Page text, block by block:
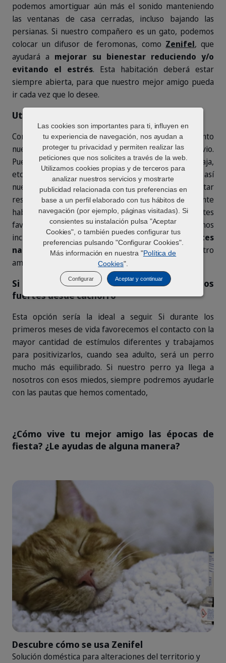
gato_escondido_miedo
podemos amortiguar aún más el sonido manteniendo
las ventanas de casa cerradas, incluso bajando las
persianas. Si nuestro compañero es un gato, podemos
colocar un difusor de feromonas, como Zenifel, que
ayudará a mejorar su bienestar reduciendo y/o
evitando el estrés. Esta habitación deberá estar
siempre abierta, para que nuestro mejor amigo pueda
ir cada vez que lo desee.
Utiliza herramientas positivas
Como comentábamos, para que llegado el momento
nuestras medidas sirvan, es necesario un trabajo previo.
Puedes ayudarte de un transportín, un jaulón, una caja,
etc. para crear un mayor grado de seguridad, ya que así
nuestro perro o gato se sentirá protegido al estar
resguardado en una “cueva”. Sea cual sea, es importante
haberlo positivizado con antelación usando sus juguetes
favoritos, comida, o lo que a él más le guste. Podemos
incluso acompañar este trabajo conrelajantes
naturales, comoAnxitane, que ayudará a nuestro
amigo durante el proceso de adaptación.
Si es posible, acostúmbralo a los ruidos
fuertes desde cachorro
Esta opción sería la ideal a seguir. Si durante los
primeros meses de vida favorecemos el contacto con la
mayor cantidad de estímulos diferentes y trabajamos
para positivizarlos, cuando sea adulto, será un perro
mucho más equilibrado. Si nuestro perro ya llega a
nosotros con esos miedos, siempre podremos ayudarle
con las pautas que hemos comentado,
¿Cómo vive tu mejor amigo las épocas de
fiesta? ¿Le ayudas de alguna manera?
gato_zenifel_durmiendo
Descubre cómo se usa Zenifel
Solución doméstica para alteraciones del territorio y
Las cookies son importantes para ti, influyen en
tu experiencia de navegación, nos ayudan a
proteger tu privacidad y permiten realizar las
peticiones que nos solicites a través de la web.
Utilizamos cookies propias y de terceros para
analizar nuestros servicios y mostrarte
publicidad relacionada con tus preferencias en
base a un perfil elaborado con tus hábitos de
navegación (por ejemplo, páginas visitadas). Si
consientes su instalación pulsa "Aceptar
Cookies", o también puedes configurar tus
preferencias pulsando "Configurar Cookies".
Más información en nuestra "Política de
Cookies".
Configurar Aceptar y continuar